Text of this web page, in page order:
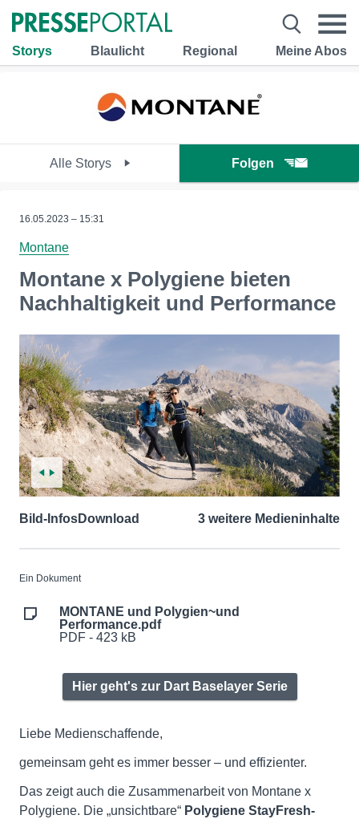
Storys Blaulicht Regional Meine Abos
Alle Storys Folgen
16.05.2023 – 15:31
Montane
Montane x Polygiene bieten
Nachhaltigkeit und Performance
Bild-InfosDownload 3 weitere Medieninhalte
Ein Dokument
MONTANE und Polygien~und
Performance.pdf
PDF - 423 kB
Hier geht's zur Dart Baselayer Serie
Liebe Medienschaffende,
gemeinsam geht es immer besser – und effizienter.
Das zeigt auch die Zusammenarbeit von Montane x
Polygiene. Die „unsichtbare“ Polygiene StayFresh-